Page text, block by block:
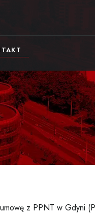
z PPNT w Gdyni